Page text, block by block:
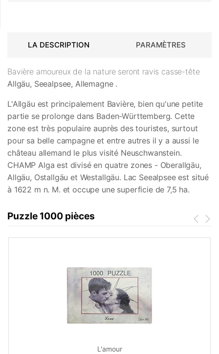
LA DESCRIPTION PARAMÈTRES
Bavière amoureux de la nature seront ravis casse-tête
Allgäu, Seealpsee, Allemagne .
L'Allgäu est principalement Bavière, bien qu'une petite
partie se prolonge dans Baden-Württemberg. Cette
zone est très populaire auprès des touristes, surtout
pour sa belle campagne et entre autres il y a aussi le
château allemand le plus visité Neuschwanstein.
CHAMP Alga est divisé en quatre zones - Oberallgäu,
Allgäu, Ostallgäu et Westallgäu. Lac Seealpsee est situé
à 1622 m n. M. et occupe une superficie de 7,5 ha.
Puzzle 1000 pièces
L'amour